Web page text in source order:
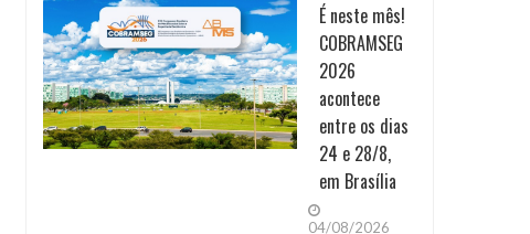
É neste mês!
COBRAMSEG
2026
acontece
entre os dias
24 e 28/8,
em Brasília
04/08/2026